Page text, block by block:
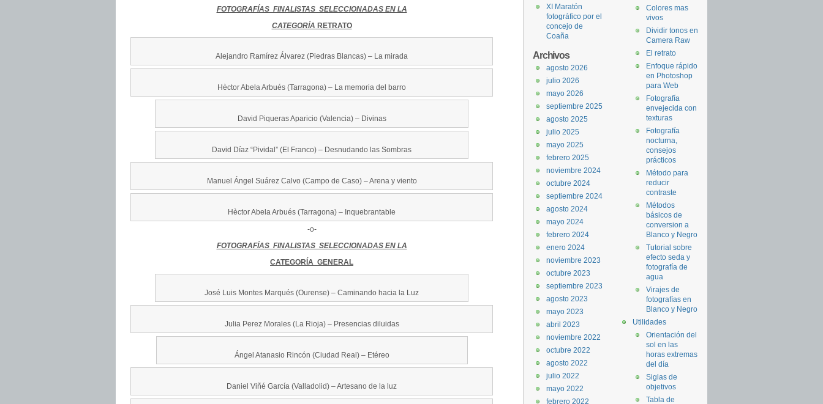
FOTOGRAFÍAS FINALISTAS SELECCIONADAS EN LA
CATEGORÍA RETRATO
Alejandro Ramírez Álvarez (Piedras Blancas) – La mirada
Hèctor Abela Arbués (Tarragona) – La memoria del barro
David Piqueras Aparicio (Valencia) – Divinas
David Díaz “Pividal” (El Franco) – Desnudando las Sombras
Manuel Ángel Suárez Calvo (Campo de Caso) – Arena y viento
Hèctor Abela Arbués (Tarragona) – Inquebrantable
-o-
FOTOGRAFÍAS FINALISTAS SELECCIONADAS EN LA
CATEGORÍA GENERAL
José Luis Montes Marqués (Ourense) – Caminando hacia la Luz
Julia Perez Morales (La Rioja) – Presencias diluidas
Ángel Atanasio Rincón (Ciudad Real) – Etéreo
Daniel Viñé García (Valladolid) – Artesano de la luz
Colores mas
vivos
Dividir tonos en
Camera Raw
El retrato
Enfoque rápido
en Photoshop
para Web
Fotografía
envejecida con
texturas
Fotografía
nocturna,
consejos
prácticos
Método para
reducir
contraste
Métodos
básicos de
conversion a
Blanco y Negro
Tutorial sobre
efecto seda y
fotografía de
agua
Virajes de
fotografías en
Blanco y Negro
Utilidades
Orientación del
sol en las
horas extremas
del día
Siglas de
objetivos
Tabla de
XI Maratón
fotográfico por el
concejo de
Coaña
Archivos
agosto 2026
julio 2026
mayo 2026
septiembre 2025
agosto 2025
julio 2025
mayo 2025
febrero 2025
noviembre 2024
octubre 2024
septiembre 2024
agosto 2024
mayo 2024
febrero 2024
enero 2024
noviembre 2023
octubre 2023
septiembre 2023
agosto 2023
mayo 2023
abril 2023
noviembre 2022
octubre 2022
agosto 2022
julio 2022
mayo 2022
febrero 2022